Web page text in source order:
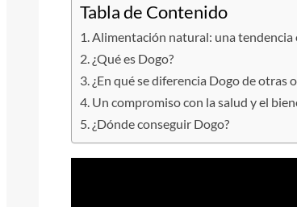
Tabla de Contenido
Alimentación natural: una tendencia
¿Qué es Dogo?
¿En qué se diferencia Dogo de otras
Un compromiso con la salud y el
¿Dónde conseguir Dogo?